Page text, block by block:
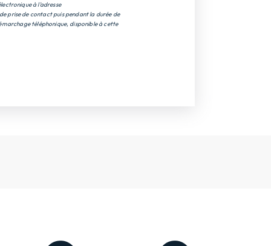
à l'adresse
prise de contact puis pendant la durée de
téléphonique, disponible à cette